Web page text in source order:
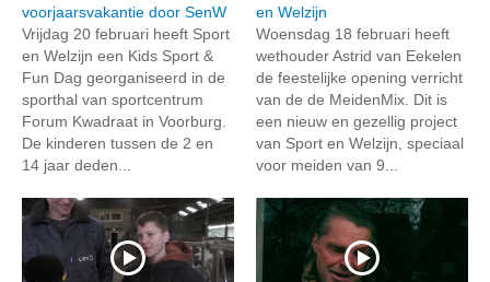
voorjaarsvakantie door SenW
Vrijdag 20 februari heeft Sport
en Welzijn een Kids Sport &
Fun Dag georganiseerd in de
sporthal van sportcentrum
Forum Kwadraat in Voorburg.
De kinderen tussen de 2 en
14 jaar deden...
en Welzijn
Woensdag 18 februari heeft
wethouder Astrid van Eekelen
de feestelijke opening verricht
van de de MeidenMix. Dit is
een nieuw en gezellig project
van Sport en Welzijn, speciaal
voor meiden van 9...